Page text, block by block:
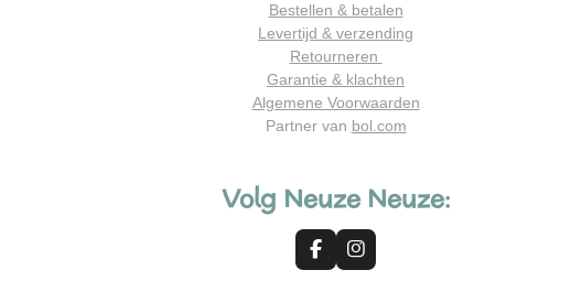
Bestellen & betalen
Levertijd & verzending
Retourneren
Garantie & klachten
Algemene Voorwaarden
Partner van bol.com
Volg Neuze Neuze:
F
a
I
n